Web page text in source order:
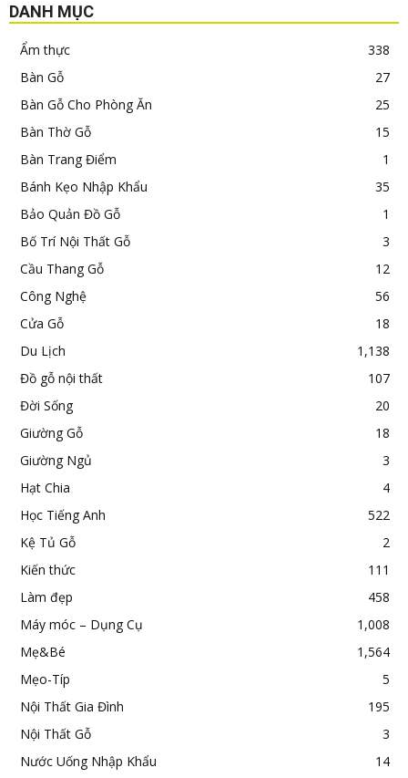
DANH MỤC
Ẩm thực
338
Bàn Gỗ
27
Bàn Gỗ Cho Phòng Ăn
25
Bàn Thờ Gỗ
15
Bàn Trang Điểm
1
Bánh Kẹo Nhập Khẩu
35
Bảo Quản Đồ Gỗ
1
Bố Trí Nội Thất Gỗ
3
Cầu Thang Gỗ
12
Công Nghệ
56
Cửa Gỗ
18
Du Lịch
1,138
Đồ gỗ nội thất
107
Đời Sống
20
Giường Gỗ
18
Giường Ngủ
3
Hạt Chia
4
Học Tiếng Anh
522
Kệ Tủ Gỗ
2
Kiến thức
111
Làm đẹp
458
Máy móc – Dụng Cụ
1,008
Mẹ&Bé
1,564
Mẹo-Típ
5
Nội Thất Gia Đình
195
Nội Thất Gỗ
3
Nước Uống Nhập Khẩu
14